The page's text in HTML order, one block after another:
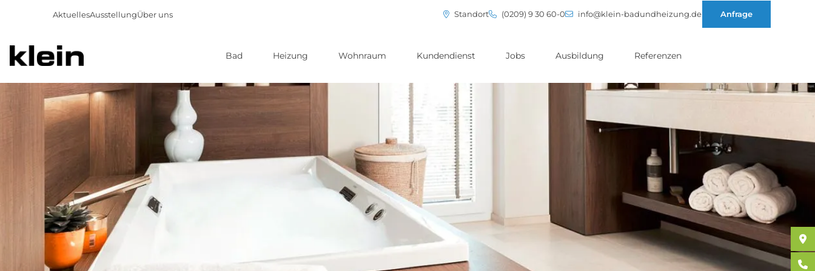
AktuellesAusstellungÜber uns Standort (0209) 9 30 60-0 info@klein-badundheizung.de Anfrage
Bad Heizung Wohnraum Kundendienst Jobs Ausbildung Referenzen